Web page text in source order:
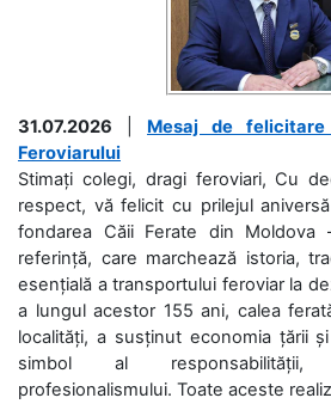
31.07.2026
Mesaj de
Feroviarului
Stimați colegi, dragi feroviari, Cu
respect, vă felicit cu prilejul
fondarea Căii Ferate din
referință, care marchează istoria,
esențială a transportului feroviar la
a lungul acestor 155 ani, calea
localități, a susținut economia țării
simbol al
profesionalismului. Toate aceste